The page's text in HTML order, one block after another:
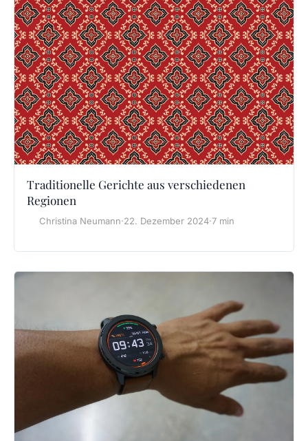
Traditionelle Gerichte aus verschiedenen
Regionen
Christina Neumann·22. Dezember 2024·7 min